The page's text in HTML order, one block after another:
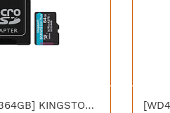
[ACKTSDCG364GB] KINGSTON MICROSDXC CANVAS GOPLUS 64GB